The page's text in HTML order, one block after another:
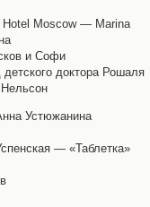
Hotel Moscow — Marina
и Софи
доктора Рошаля
Устюжанина
— «Таблетка»